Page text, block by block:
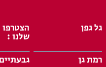
גל גפן הצטרפו
שלנו :
רמת גן
גבעתיים